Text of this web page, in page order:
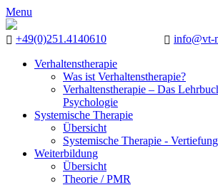
Menu
+49(0)251.4140610 info@vt-
Verhaltenstherapie
Was ist Verhaltenstherapie?
Verhaltenstherapie – Das
Psychologie
Systemische Therapie
Übersicht
Systemische Therapie -
Weiterbildung
Übersicht
Theorie / PMR